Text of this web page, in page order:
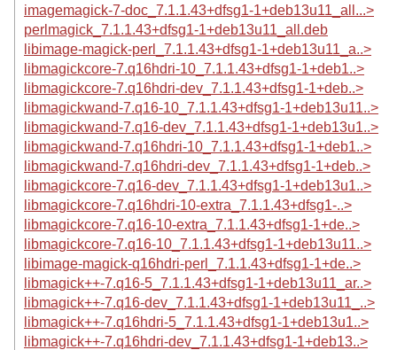
imagemagick-7-doc_7.1.1.43+dfsg1-1+deb13u11_all...>
perlmagick_7.1.1.43+dfsg1-1+deb13u11_all.deb
libimage-magick-perl_7.1.1.43+dfsg1-1+deb13u11_a..>
libmagickcore-7.q16hdri-10_7.1.1.43+dfsg1-1+deb1..>
libmagickcore-7.q16hdri-dev_7.1.1.43+dfsg1-1+deb..>
libmagickwand-7.q16-10_7.1.1.43+dfsg1-1+deb13u11..>
libmagickwand-7.q16-dev_7.1.1.43+dfsg1-1+deb13u1..>
libmagickwand-7.q16hdri-10_7.1.1.43+dfsg1-1+deb1..>
libmagickwand-7.q16hdri-dev_7.1.1.43+dfsg1-1+deb..>
libmagickcore-7.q16-dev_7.1.1.43+dfsg1-1+deb13u1..>
libmagickcore-7.q16hdri-10-extra_7.1.1.43+dfsg1-..>
libmagickcore-7.q16-10-extra_7.1.1.43+dfsg1-1+de..>
libmagickcore-7.q16-10_7.1.1.43+dfsg1-1+deb13u11..>
libimage-magick-q16hdri-perl_7.1.1.43+dfsg1-1+de..>
libmagick++-7.q16-5_7.1.1.43+dfsg1-1+deb13u11_ar..>
libmagick++-7.q16-dev_7.1.1.43+dfsg1-1+deb13u11_..>
libmagick++-7.q16hdri-5_7.1.1.43+dfsg1-1+deb13u1..>
libmagick++-7.q16hdri-dev_7.1.1.43+dfsg1-1+deb13..>